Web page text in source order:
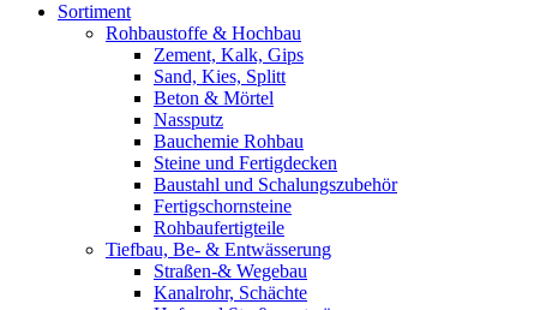
Sortiment
Rohbaustoffe & Hochbau
Zement, Kalk, Gips
Sand, Kies, Splitt
Beton & Mörtel
Nassputz
Bauchemie Rohbau
Steine und Fertigdecken
Baustahl und Schalungszubehör
Fertigschornsteine
Rohbaufertigteile
Tiefbau, Be- & Entwässerung
Straßen-& Wegebau
Kanalrohr, Schächte